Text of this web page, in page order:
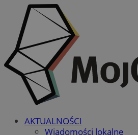
AKTUALNOŚCI
Wiadomości lokalne